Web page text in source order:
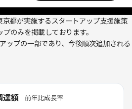
京都が実施するスタートアップ支援施策
のみを掲載しております。
ップの一部であり、今後順次追加される
達額 前年比成長率